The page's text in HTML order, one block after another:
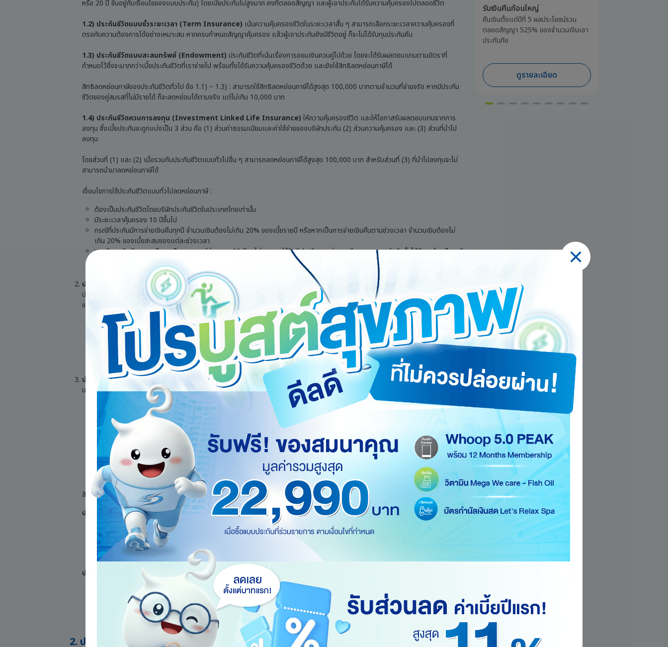
หรือ 20 ปี ขึ้นอยู่กับเงื่อนไขของแบบประกัน) โดยเบี้ยประกันไม่สูงมาก คงที่ตลอดสัญญา และผู้เอาประกันได้รับความคุ้มครองไปตลอดชีวิต
1.2) ประกันชีวิตแบบชั่วระยะเวลา (Term Insurance) เน้นความคุ้มครองชีวิตในระยะเวลาสั้น ๆ สามารถเลือกระยะเวลาความคุ้มครองที่
ตรงกับความต้องการได้อย่างเหมาะสม หากครบกำหนดสัญญาคุ้มครอง แล้วผู้เอาประกันยังมีชีวิตอยู่ ก็จะไม่ได้รับทุนประกันคืน
1.3) ประกันชีวิตแบบสะสมทรัพย์ (Endowment) ประกันชีวิตที่เน้นเรื่องการออมเงินควบคู่ไปด้วย โดยจะได้รับผลตอบแทนตามอัตราที่
กำหนดไว้ซึ่งจะมากกว่าเบี้ยประกันชีวิตที่เราจ่ายไป พร้อมทั้งได้รับความคุ้มครองชีวิตด้วย และยังใช้สิทธิลดหย่อนภาษีได้
สิทธิลดหย่อนภาษีของประกันชีวิตทั่วไป ข้อ 1.1) – 1.3) : สามารถใช้สิทธิลดหย่อนภาษีได้สูงสุด 100,000 บาทตามจำนวนที่จ่ายจริง หากมีประกัน
ชีวิตของคู่สมรสที่ไม่มีรายได้ ก็จะลดหย่อนได้ตามจริง แต่ไม่เกิน 10,000 บาท
1.4) ประกันชีวิตควบการลงทุน (Investment Linked Life Insurance) ให้ความคุ้มครองชีวิต และให้โอกาสรับผลตอบแทนจากการ
ลงทุน ซึ่งเบี้ยประกันจะถูกแบ่งเป็น 3 ส่วน คือ (1) ส่วนค่าธรรมเนียมและค่าใช้จ่ายของบริษัทประกัน (2) ส่วนความคุ้มครอง และ (3) ส่วนที่นำไป
ลงทุน
โดยส่วนที่ (1) และ (2) เมื่อรวมกับประกันชีวิตแบบทั่วไปอื่น ๆ สามารถลดหย่อนภาษีได้สูงสุด 100,000 บาท สำหรับส่วนที่ (3) ที่นำไปลงทุนจะไม่
สามารถนำมาลดหย่อนภาษีได้
เงื่อนไขการใช้ประกันชีวิตแบบทั่วไปลดหย่อนภาษี :
ต้องเป็นประกันชีวิตโดยบริษัทประกันชีวิตในประเทศไทยเท่านั้น
มีระยะเวลาคุ้มครอง 10 ปีขึ้นไป
กรณีที่ประกันมีการจ่ายเงินคืนทุกปี จำนวนเงินต้องไม่เกิน 20% ของเบี้ยรายปี หรือหากเป็นการจ่ายเงินคืนตามช่วงเวลา จำนวนเงินต้องไม่
เกิน 20% ของเบี้ยสะสมของแต่ละช่วงเวลา
หากมีการเลิกสัญญา หรือเวนคืนกรมธรรม์ก่อนครบ 10 ปี จะไม่สามารถใช้สิทธิประกันลดหย่อนภาษีของกรมธรรม์ฉบับนั้นได้อีก พร้อมคืนภาษี
ย้อนหลังทั้งหมดที่ได้รับการลดหย่อนไป บวกกับดอกเบี้ย 1.5% ต่อเดือนของยอดภาษีที่ต้องจ่าย
ประกันชีวิตแบบบำนาญ
ประกันชีวิตควบคู่การออมเงินคล้ายประกันสะสมทรัพย์ โดยผู้เอาประกันจะได้รับเงินคืนในรูปแบบของเงินบำนาญ (ขึ้นอยู่กับเงื่อนไขความคุ้มครอง
ของแต่ละแบบประกัน) ประกันชีวิตแบบบำนาญสามารถใช้ลดหย่อนภาษีได้สูงสุดไม่เกิน 300,000 บาทต่อปี
ลดหย่อนภาษีได้สูงสุด 300,000 บาท กรณีที่ยังไม่ได้ใช้สิทธิลดหย่อนเบี้ยประกันชีวิตทั่วไป โดยสามารถแบ่งเบี้ยประกันชีวิตแบบบำนาญไปลด
หย่อนในส่วนของเบี้ยประกันชีวิตแบบทั่วไปให้ครบ 100,000 บาทได้ และลดหย่อนภาษีในส่วนของประกันชีวิตแบบบำนาญได้อีกสูงสุด
200,000 บาท รวมเป็น 300,000 บาท
ผู้ยื่นขอลดหย่อนภาษีต้องมีอายุตั้งแต่ 55 ปีขึ้นไป และจ่ายเบี้ยประกันมาแล้วไม่น้อยกว่า 5 ปี จึงเหมาะสำหรับการวางแผนรับสิทธิประโยชน์
ทางภาษีในระยะยาว
ประกันสุขภาพ
นอกเหนือจากประกันชีวิตแบบทั่วไป กับประกันชีวิตแบบบำนาญแล้ว ประกันสุขภาพก็สามารถลดหย่อนภาษีได้เช่นกัน ตามรายละเอียดดังนี้
ประกันสุขภาพ ที่ให้ความคุ้มครองค่ารักษาพยาบาลกรณีเจ็บป่วยและการบาดเจ็บ
ประกันภัยอุบัติเหตุ ที่ให้ความคุ้มครองค่ารักษาพยาบาลเมื่อผู้เอาประกันประสบอุบัติเหตุ ได้รับความบาดเจ็บทางร่างกาย รวมถึงการสูญเสีย
อวัยวะ ทุพพลภาพ การแตกหักของกระดูก
ประกันภัยโรคร้ายแรง ประกันที่ให้ความคุ้มครองเมื่อตรวจเจอโรคร้ายแรง เช่น โรคมะเร็ง โรคที่เกี่ยวกับเนื้องอก โรคที่เกี่ยวกับหัวใจหรือ
หลอดเลือด
ประกันภัยการดูแลระยะยาว ประกันที่ให้ความคุ้มครองกรณีที่ผู้เอาประกันไม่สามารถทำกิจกรรมอย่างน้อย 3 ใน 5 อย่างได้ด้วยตนเอง (การ
เปลี่ยนจากนอนไปนั่ง การเดิน การแต่งกาย การอาบน้ำชำระร่างกาย การรับประทานอาหาร) โดยต้องเป็นต่อเนื่องติดต่อกันไม่น้อยกว่า 180
วัน
สิทธิลดหย่อนภาษีของประกันสุขภาพ:
ประกันสุขภาพส่วนบุคคล:ลดหย่อนภาษีได้สูงสุด 25,000 บาทต่อปี
สามารถนำไปลดหย่อนได้ตามที่จ่ายจริง แต่ไม่เกิน 25,000 บาทต่อปี ทั้งนี้เมื่อรวมกับเบี้ยประกันชีวิตแบบทั่วไป ต้องไม่เกิน 100,000 บาทต่อ
ปี
ต้องเป็นกรมธรรม์ที่ให้ความคุ้มครองเฉพาะตัวผู้เอาประกันเท่านั้น
ประกันสุขภาพบิดามารดา:
ลดหย่อนภาษีได้สูงสุด 15,000 บาทต่อปี
เบี้ยประกันสุขภาพของพ่อแม่ ใช้ลดหย่อนได้ตามที่จ่ายจริง สูงสุดไม่เกิน 15,000 บาทต่อปี และสามารถแบ่งจ่ายเบี้ยประกันสุขภาพพ่อแม่ร่วม
กับพี่น้องได้ โดยจะลดหย่อนได้สูงสุดตามยอดเงินที่หารเฉลี่ยด้วยจำนวนพี่น้อง
บิดามารดาของผู้เอาประกันต้องมีอายุตั้งแต่ 60 ปีขึ้นไป และมีรายได้ไม่เกิน 30,000 บาทต่อปี
ผู้เอาประกันเองหรือบิดาหรือมารดา ต้องอาศัยอยู่ในประเทศไทย 180 วันในปีที่ต้องนำไปลดหย่อนภาษี
2. ประกันลดหย่อนภาษี กรุงเทพประกันชีวิต คุ้มครองจบ จ่ายภาษีน้อยลง
รับเงินคืนก้อนใหญ่
คืนเงินตั้งแต่ปีที่ 5 ผลประโยชน์รวม
ตลอดสัญญา 525% ของจำนวนเงินเอา
ประกันภัย
ดูรายละเอียด